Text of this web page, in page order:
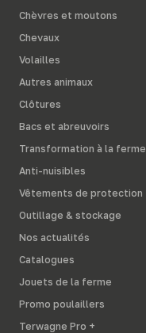
Chèvres et moutons
Chevaux
Volailles
Autres animaux
Clôtures
Bacs et abreuvoirs
Transformation à la ferme
Anti-nuisibles
Vêtements de protection
Outillage & stockage
Nos actualités
Catalogues
Jouets de la ferme
Promo poulaillers
Terwagne Pro +